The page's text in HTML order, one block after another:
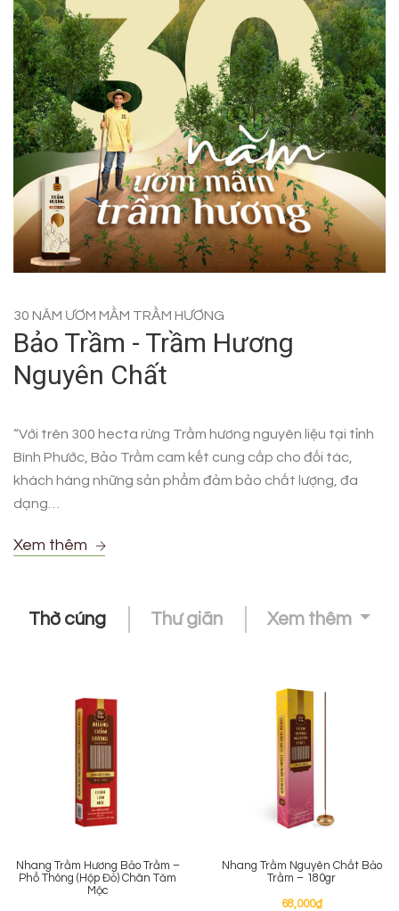
30 NĂM ƯƠM MẦM TRẦM HƯƠNG
Bảo Trầm - Trầm Hương
Nguyên Chất
“Với trên 300 hecta rừng Trầm hương nguyên liệu tại tỉnh
Bình Phước, Bảo Trầm cam kết cung cấp cho đối tác,
khách hàng những sản phẩm đảm bảo chất lượng, đa
dạng…
Xem thêm
Thờ cúng Thư giãn Xem thêm
Nhang Trầm Hương Bảo Trầm –
Phổ Thông (Hộp Đỏ) Chân Tăm
Mộc
Nhang Trầm Nguyên Chất Bảo
Trầm – 180gr
68,000₫